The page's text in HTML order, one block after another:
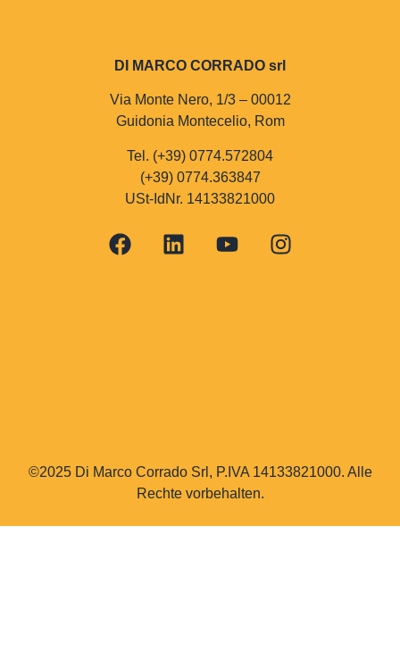
DI MARCO CORRADO srl
Via Monte Nero, 1/3 – 00012
Guidonia Montecelio, Rom
Tel. (+39) 0774.572804
(+39) 0774.363847
USt-IdNr. 14133821000
©2025 Di Marco Corrado Srl, P.IVA 14133821000. Alle
Rechte vorbehalten.